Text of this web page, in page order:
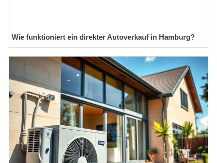
Wie funktioniert ein direkter Autoverkauf in Hamburg?